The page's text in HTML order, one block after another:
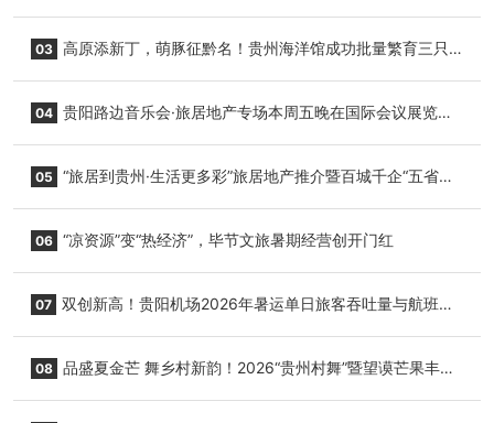
03 高原添新丁，萌豚征黔名！贵州海洋馆成功批量繁育三只
04 贵阳路边音乐会·旅居地产专场本周五晚在国际会议展览中
05 “旅居到贵州·生活更多彩”旅居地产推介暨百城千企“五省
06 “凉资源”变“热经济”，毕节文旅暑期经营创开门红
07 双创新高！贵阳机场2026年暑运单日旅客吞吐量与航班起
08 品盛夏金芒 舞乡村新韵！2026“贵州村舞”暨望谟芒果丰收